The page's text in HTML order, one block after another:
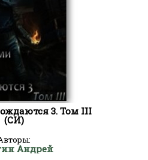
3. Том III
(СИ)
Андрей